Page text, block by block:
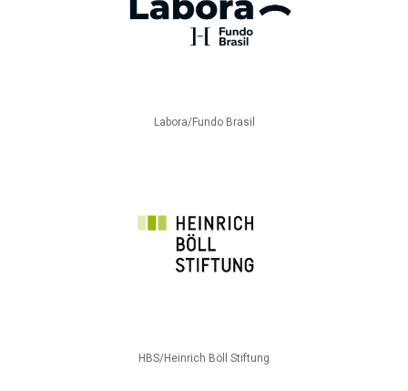
Labora/Fundo Brasil
HBS/Heinrich Böll Stiftung